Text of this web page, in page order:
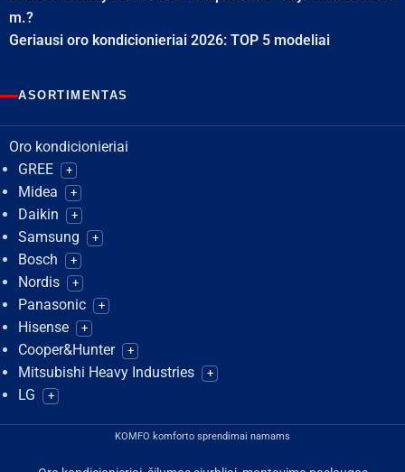
m.?
Geriausi oro kondicionieriai 2026: TOP 5 modeliai
ASORTIMENTAS
Oro kondicionieriai
GREE
+
Midea +
Daikin +
Samsung +
Bosch +
Nordis +
Panasonic +
Hisense +
Cooper&Hunter +
Mitsubishi Heavy Industries +
LG +
KOMFO komforto sprendimai namams